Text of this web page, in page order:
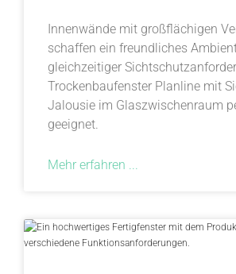
Innenwände mit großflächigen
schaffen ein freundliches
gleichzeitiger
Trockenbaufenster Planline mit
Jalousie im Glaszwischenraum
geeignet.
Mehr erfahren ...